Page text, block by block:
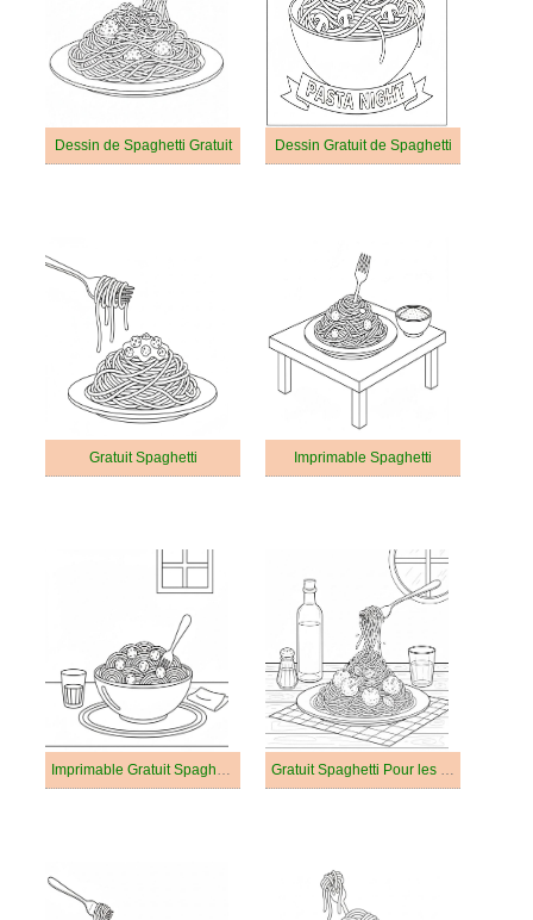
Dessin de Spaghetti Gratuit Dessin Gratuit de Spaghetti
Gratuit Spaghetti Imprimable Spaghetti
Imprimable Gratuit Spaghetti Gratuit Spaghetti Pour les Enfants